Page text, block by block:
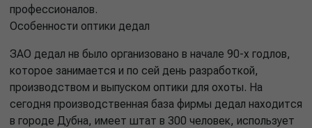
профессионалов.
Особенности оптики дедал
ЗАО дедал нв было организовано в начале 90-х годлов,
которое занимается и по сей день разработкой,
производством и выпуском оптики для охоты. На
сегодня производственная база фирмы дедал находится
в городе Дубна, имеет штат в 300 человек, использует